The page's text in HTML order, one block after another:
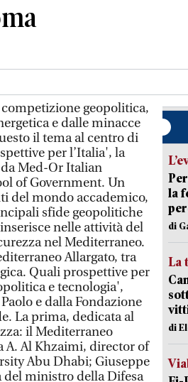
geopolitica,
e dalle minacce
il tema al centro di
per l’Italia', la
Med-Or Italian
of Government. Un
del mondo accademico,
sfide geopolitiche
nelle attività del
nel Mediterraneo.
Allargato, tra
Quali prospettive per
e tecnologia',
e dalla Fondazione
La prima, dedicata al
il Mediterraneo
A. Al Khzaimi, director of
Abu Dhabi; Giuseppe
del ministro della Difesa
la
di
La
di